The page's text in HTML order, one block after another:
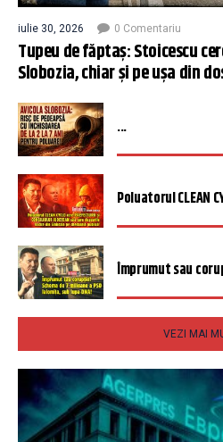
iulie 30, 2026 0 Comentariu
Tupeu de făptaș: Stoicescu
Slobozia, chiar și pe ușa din
...
Poluatorul CLEAN
Împrumut sau
VEZI MAI